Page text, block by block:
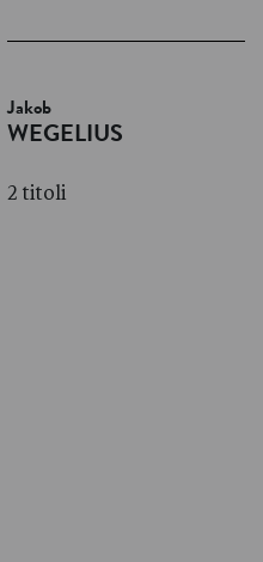
Jakob
WEGELIUS
2 titoli